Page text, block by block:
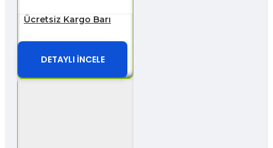
Ücretsiz Kargo Barı
DETAYLI İNCELE